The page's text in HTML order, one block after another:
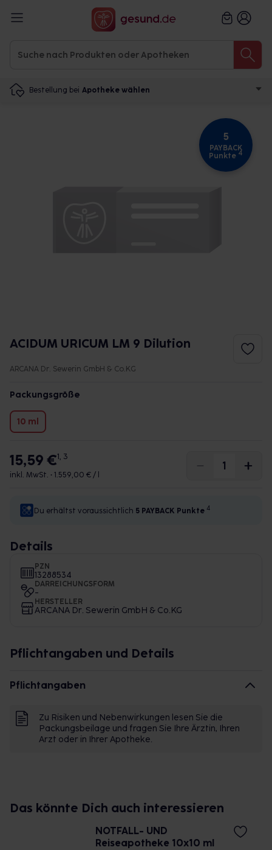
Bestellung bei Apotheke wählen
5
PAYBACK
Punkte 4
ACIDUM URICUM LM 9 Dilution
ARCANA Dr. Sewerin GmbH & Co.KG
Packungsgröße
10 ml
15,59 €1, 3
inkl. MwSt. • 1.559,00 € / l
Du erhältst voraussichtlich 5 PAYBACK Punkte 4
Details
PZN
13288534
DARREICHUNGSFORM
-
HERSTELLER
ARCANA Dr. Sewerin GmbH & Co.KG
Pflichtangaben und Details
Pflichtangaben
Zu Risiken und Nebenwirkungen lesen Sie die
Packungsbeilage und fragen Sie Ihre Ärztin, Ihren
Arzt oder in Ihrer Apotheke.
Das könnte Dich auch interessieren
NOTFALL- UND
Reiseapotheke 10x10 ml